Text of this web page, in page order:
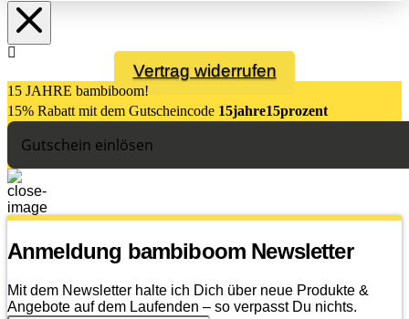
Vertrag widerrufen
15 JAHRE bambiboom!
15% Rabatt mit dem Gutscheincode 15jahre15prozent
Gutschein einlösen
Anmeldung bambiboom Newsletter
Mit dem Newsletter halte ich Dich über neue Produkte &
Angebote auf dem Laufenden – so verpasst Du nichts.